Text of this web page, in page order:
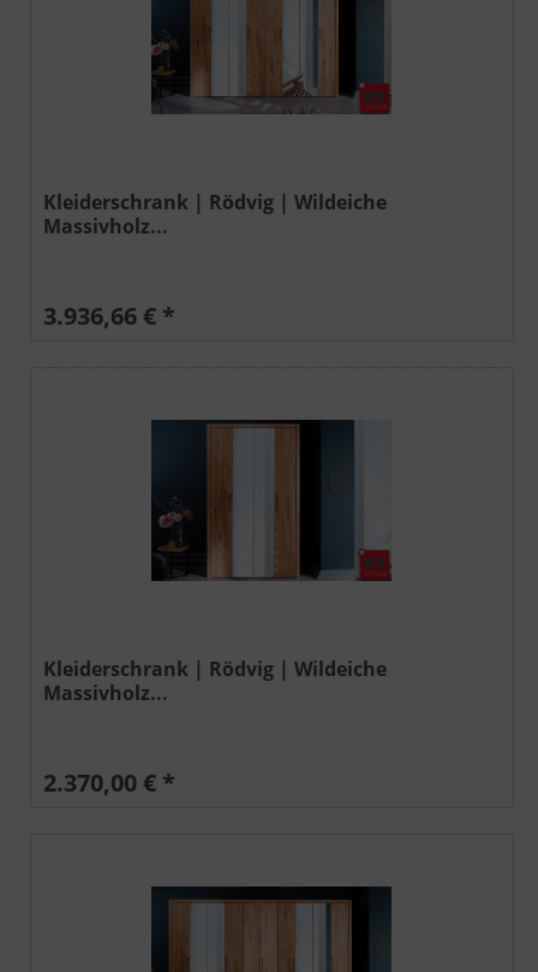
Kleiderschrank | Rödvig | Wildeiche
Massivholz...
3.936,66 € *
Kleiderschrank | Rödvig | Wildeiche
Massivholz...
2.370,00 € *